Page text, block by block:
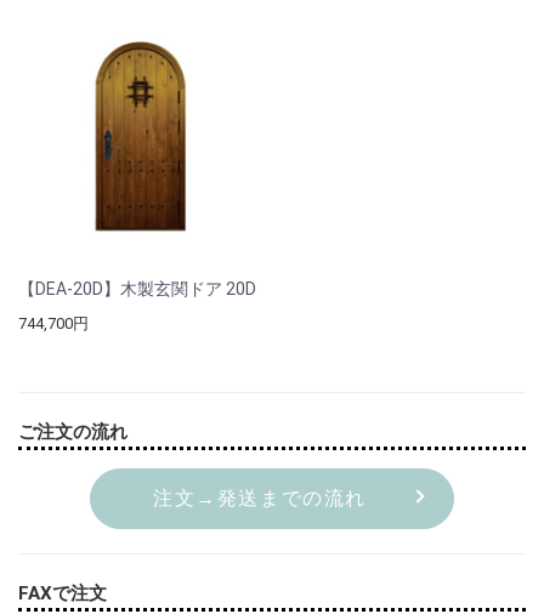
【DEA-20D】木製玄関ドア 20D
744,700円
ご注文の流れ
注文→発送までの流れ
FAXで注文